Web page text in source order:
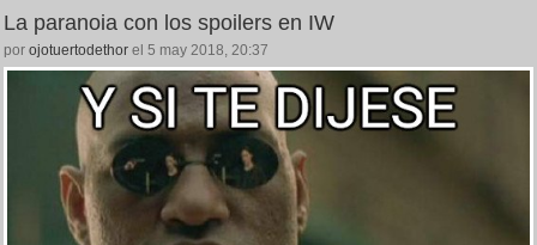
La paranoia con los spoilers en IW
por ojotuertodethor el 5 may 2018, 20:37